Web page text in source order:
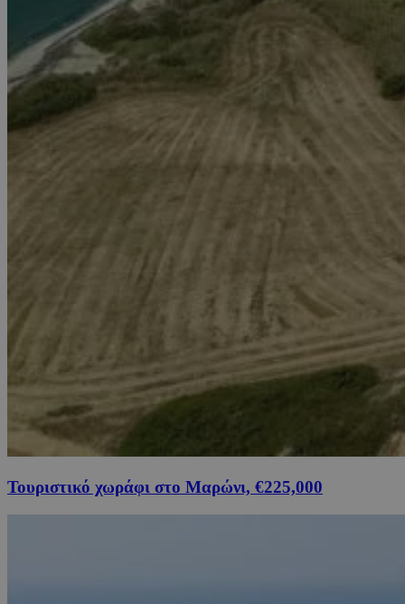
Τουριστικό χωράφι στο Μαρώνι, €225,000